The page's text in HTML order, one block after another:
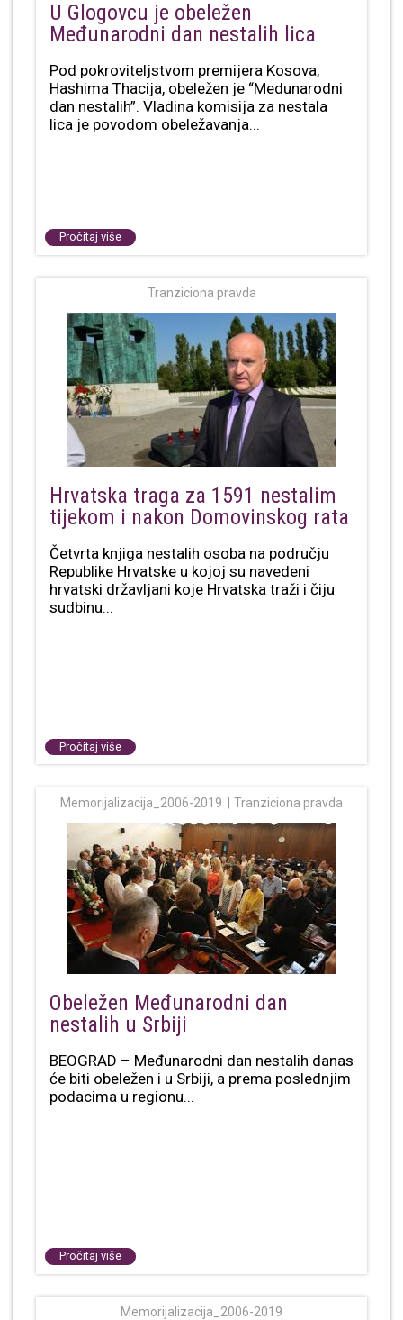
U Glogovcu je obeležen
Međunarodni dan nestalih lica
Pod pokroviteljstvom premijera Kosova,
Hashima Thacija, obeležen je “Medunarodni
dan nestalih”. Vladina komisija za nestala
lica je povodom obeležavanja...
Pročitaj više
Tranziciona pravda
Hrvatska traga za 1591 nestalim
tijekom i nakon Domovinskog rata
Četvrta knjiga nestalih osoba na području
Republike Hrvatske u kojoj su navedeni
hrvatski državljani koje Hrvatska traži i čiju
sudbinu...
Pročitaj više
Memorijalizacija_2006-2019 Tranziciona pravda
Obeležen Međunarodni dan
nestalih u Srbiji
BEOGRAD – Međunarodni dan nestalih danas
će biti obeležen i u Srbiji, a prema poslednjim
podacima u regionu...
Pročitaj više
Memorijalizacija_2006-2019